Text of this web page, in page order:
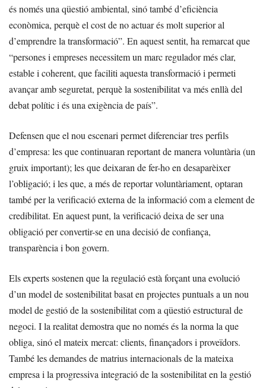
és només una qüestió ambiental, sinó també d’eficiència
econòmica, perquè el cost de no actuar és molt superior al
d’emprendre la transformació”. En aquest sentit, ha remarcat que
“persones i empreses necessitem un marc regulador més clar,
estable i coherent, que faciliti aquesta transformació i permeti
avançar amb seguretat, perquè la sostenibilitat va més enllà del
debat polític i és una exigència de país”.
Defensen que el nou escenari permet diferenciar tres perfils
d’empresa: les que continuaran reportant de manera voluntària (un
gruix important); les que deixaran de fer-ho en desaparèixer
l’obligació; i les que, a més de reportar voluntàriament, optaran
també per la verificació externa de la informació com a element de
credibilitat. En aquest punt, la verificació deixa de ser una
obligació per convertir-se en una decisió de confiança,
transparència i bon govern.
Els experts sostenen que la regulació està forçant una evolució
d’un model de sostenibilitat basat en projectes puntuals a un nou
model de gestió de la sostenibilitat com a qüestió estructural de
negoci. I la realitat demostra que no només és la norma la que
obliga, sinó el mateix mercat: clients, finançadors i proveïdors.
També les demandes de matrius internacionals de la mateixa
empresa i la progressiva integració de la sostenibilitat en la gestió